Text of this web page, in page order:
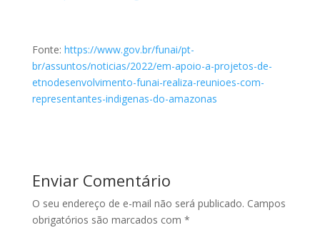
Fonte: https://www.gov.br/funai/pt-
br/assuntos/noticias/2022/em-apoio-a-projetos-de-
etnodesenvolvimento-funai-realiza-reunioes-com-
representantes-indigenas-do-amazonas
Enviar Comentário
O seu endereço de e-mail não será publicado. Campos
obrigatórios são marcados com *